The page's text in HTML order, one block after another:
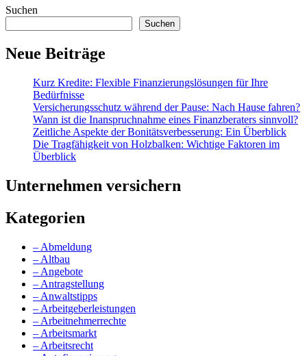
Suchen
Suchen
Neue Beiträge
Kurz Kredite: Flexible Finanzierungslösungen für Ihre
Bedürfnisse
Versicherungsschutz während der Pause: Nach Hause fahren?
Wann ist die Inanspruchnahme eines Finanzberaters sinnvoll?
Zeitliche Aspekte der Bonitätsverbesserung: Ein Überblick
Die Tragfähigkeit von Holzbalken: Wichtige Faktoren im
Überblick
Unternehmen versichern
Kategorien
– Abmeldung
– Altbau
– Angebote
– Antragstellung
– Anwaltstipps
– Arbeitgeberleistungen
– Arbeitnehmerrechte
– Arbeitsmarkt
– Arbeitsrecht